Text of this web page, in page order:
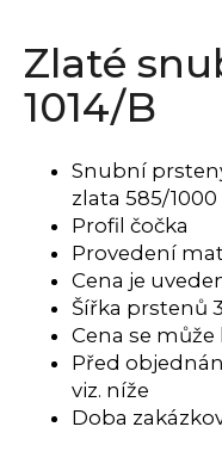
Zlaté
1014/B
Snubní
zlata 585/1000
Profil čočka
Provedení
Cena je
Šířka prstenů
Cena se
Před
viz. níže
Doba
j
í
t